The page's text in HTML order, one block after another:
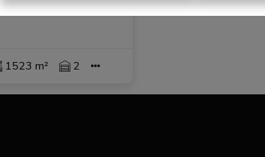
1523 m² 2